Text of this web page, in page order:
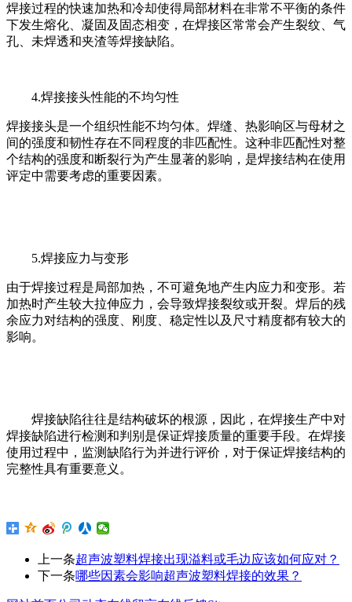
焊接过程的快速加热和冷却使得局部材料在非常不平衡的条件
下发生熔化、凝固及固态相变，在焊接区常常会产生裂纹、气
孔、未焊透和夹渣等焊接缺陷。
4.焊接接头性能的不均匀性
焊接接头是一个组织性能不均匀体。焊缝、热影响区与母材之
间的强度和韧性存在不同程度的非匹配性。这种非匹配性对整
个结构的强度和断裂行为产生显著的影响，是焊接结构在使用
评定中需要考虑的重要因素。
5.焊接应力与变形
由于焊接过程是局部加热，不可避免地产生内应力和变形。若
加热时产生较大拉伸应力，会导致焊接裂纹或开裂。焊后的残
余应力对结构的强度、刚度、稳定性以及尺寸精度都有较大的
影响。
焊接缺陷往往是结构破坏的根源，因此，在焊接生产中对
焊接缺陷进行检测和判别是保证焊接质量的重要手段。在焊接
使用过程中，监测缺陷行为并进行评价，对于保证焊接结构的
完整性具有重要意义。
上一条超声波塑料焊接出现溢料或毛边应该如何应对？
下一条哪些因素会影响超声波塑料焊接的效果？